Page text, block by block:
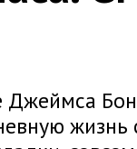
жизнь